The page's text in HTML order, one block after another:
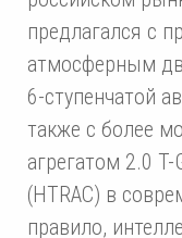
предлагался с
атмосферным
6-ступенчатой
также с более
агрегатом 2.0
(HTRAC) в
правило,